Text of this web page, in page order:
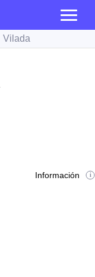
Vilada
Información